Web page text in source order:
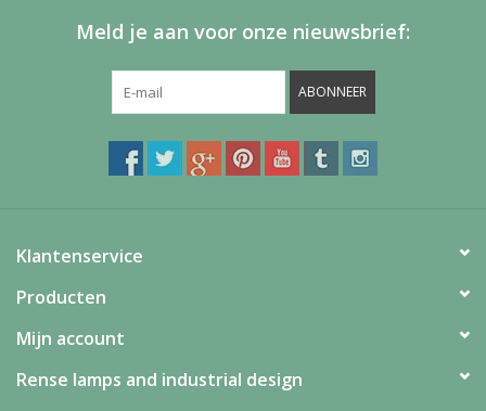
Meld je aan voor onze nieuwsbrief:
ABONNEER
Klantenservice
Producten
Mijn account
Rense lamps and industrial design